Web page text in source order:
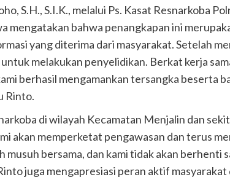
S.H., S.I.K., melalui Ps. Kasat Resnarkoba
mengatakan bahwa penangkapan ini
yang diterima dari masyarakat. Setelah
melakukan penyelidikan. Berkat kerja
berhasil mengamankan tersangka beserta
Rinto.
di wilayah Kecamatan Menjalin dan
akan memperketat pengawasan dan terus
bersama, dan kami tidak akan berhenti
juga mengapresiasi peran aktif masyarakat